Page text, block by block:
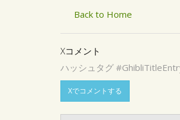
Back to Home
Xコメント
ハッシュタグ
Xでコメントする